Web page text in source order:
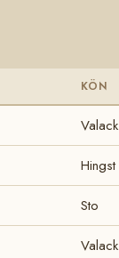
KÖN
Valack
Hingst
Sto
Valack